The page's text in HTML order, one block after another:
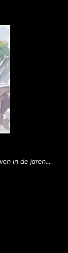
in de jaren…